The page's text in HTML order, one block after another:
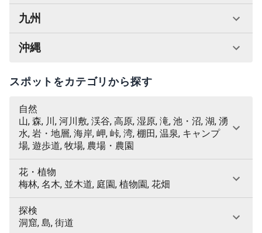
九州
沖縄
スポットをカテゴリから探す
自然
山, 森, 川, 河川敷, 渓谷, 高原, 湿原, 滝, 池・沼, 湖, 湧
水, 岩・地層, 海岸, 岬, 峠, 湾, 棚田, 温泉, キャンプ
場, 遊歩道, 牧場, 農場・農園
花・植物
梅林, 名木, 並木道, 庭園, 植物園, 花畑
探検
洞窟, 島, 街道